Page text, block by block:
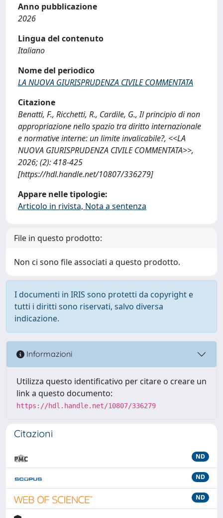
Anno pubblicazione
2026
Lingua del contenuto
Italiano
Nome del periodico
LA NUOVA GIURISPRUDENZA CIVILE COMMENTATA
Citazione
Benatti, F., Ricchetti, R., Cardile, G., Il principio di non
appropriazione nello spazio tra diritto internazionale
e normative interne: un limite invalicabile?, <<LA
NUOVA GIURISPRUDENZA CIVILE COMMENTATA>>,
2026; (2): 418-425
[https://hdl.handle.net/10807/336279]
Appare nelle tipologie:
Articolo in rivista, Nota a sentenza
File in questo prodotto:
Non ci sono file associati a questo prodotto.
I documenti in IRIS sono protetti da copyright e
tutti i diritti sono riservati, salvo diversa
indicazione.
Informazioni
Utilizza questo identificativo per citare o creare un
link a questo documento:
https://hdl.handle.net/10807/336279
Citazioni
ND
ND
ND